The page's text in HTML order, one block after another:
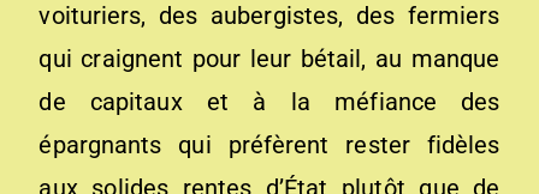
voituriers, des aubergistes, des fermiers
qui craignent pour leur bétail, au manque
de capitaux et à la méfiance des
épargnants qui préfèrent rester fidèles
aux solides rentes d’État plutôt que de